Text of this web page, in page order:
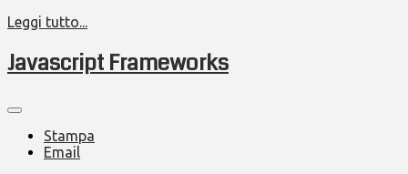
Leggi tutto...
Javascript Frameworks
Stampa
Email